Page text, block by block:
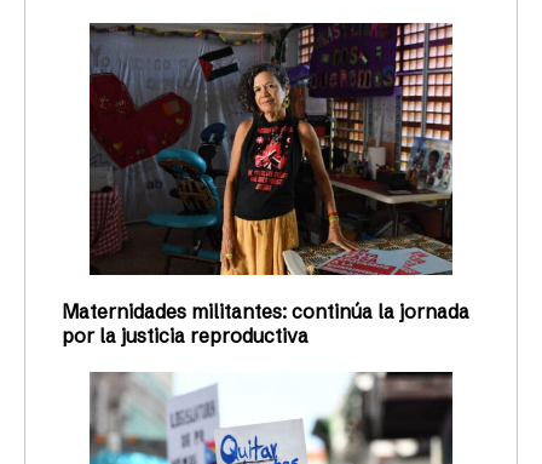
Maternidades militantes: continúa la jornada
por la justicia reproductiva